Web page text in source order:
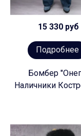
15 330 руб
Подробнее
Бомбер
Наличники